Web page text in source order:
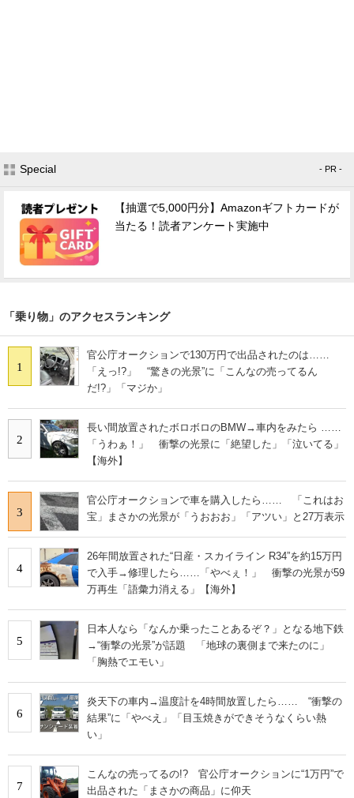
Special - PR -
【抽選で5,000円分】Amazonギフトカードが
当たる！読者アンケート実施中
「乗り物」のアクセスランキング
1
官公庁オークションで130万円で出品されたのは……
「えっ!?」 “驚きの光景”に「こんなの売ってるん
だ!?」「マジか」
2
長い間放置されたボロボロのBMW→車内をみたら ……
「うわぁ！」 衝撃の光景に「絶望した」「泣いてる」
【海外】
3
官公庁オークションで車を購入したら…… 「これはお
宝」まさかの光景が「うおおお」「アツい」と27万表示
4
26年間放置された“日産・スカイライン R34”を約15万円
で入手→修理したら……「やべぇ！」 衝撃の光景が59
万再生「語彙力消える」【海外】
5
日本人なら「なんか乗ったことあるぞ？」となる地下鉄
→“衝撃の光景”が話題 「地球の裏側まで来たのに」
「胸熱でエモい」
6
炎天下の車内→温度計を4時間放置したら…… “衝撃の
結果”に「やべえ」「目玉焼きができそうなくらい熱
い」
7
こんなの売ってるの!? 官公庁オークションに“1万円”で
出品された「まさかの商品」に仰天